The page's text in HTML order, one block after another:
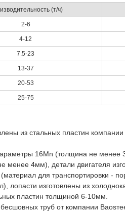
(т/ч)
2-6
4-12
7.5-23
13-37
20-53
25-75
из стальных пластин
16Mn (толщина не менее
менее 4мм), детали двигателя
для транспортировки -
лопасти изготовлены из
пластин толщиной 6-10мм.
труб от компании